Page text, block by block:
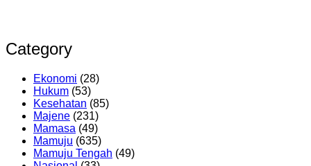
Category
Ekonomi (28)
Hukum (53)
Kesehatan (85)
Majene (231)
Mamasa (49)
Mamuju (635)
Mamuju Tengah (49)